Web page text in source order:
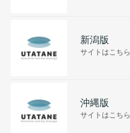
新潟版
サイトはこちら
沖縄版
サイトはこちら